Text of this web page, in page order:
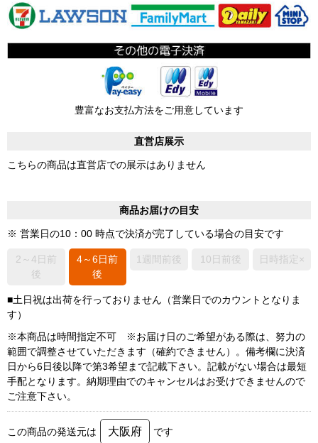
豊富なお支払方法をご用意しています
直営店展示
こちらの商品は直営店での展示はありません
商品お届けの目安
※ 営業日の10：00 時点で決済が完了している場合の目安です
2～4日前
後
4～6日前
後
1週間前後 10日前後 日時指定×
■土日祝は出荷を行っておりません（営業日でのカウントとなりま
す）
※本商品は時間指定不可 ※お届け日のご希望がある際は、努力の
範囲で調整させていただきます（確約できません）。備考欄に決済
日から6日後以降で第3希望まで記載下さい。記載がない場合は最短
手配となります。納期理由でのキャンセルはお受けできませんので
ご注意下さい。
この商品の発送元は 大阪府 です